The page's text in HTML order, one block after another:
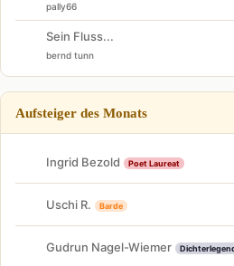
pally66
Sein Fluss...
bernd tunn
Aufsteiger des Monats
Ingrid Bezold Poet Laureat
Uschi R. Barde
Gudrun Nagel-Wiemer